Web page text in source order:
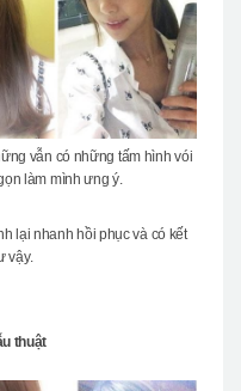
vẫn có những tấm hình vói
làm mình ưng ý.
lại nhanh hồi phục và có kết
vậy.
thuật